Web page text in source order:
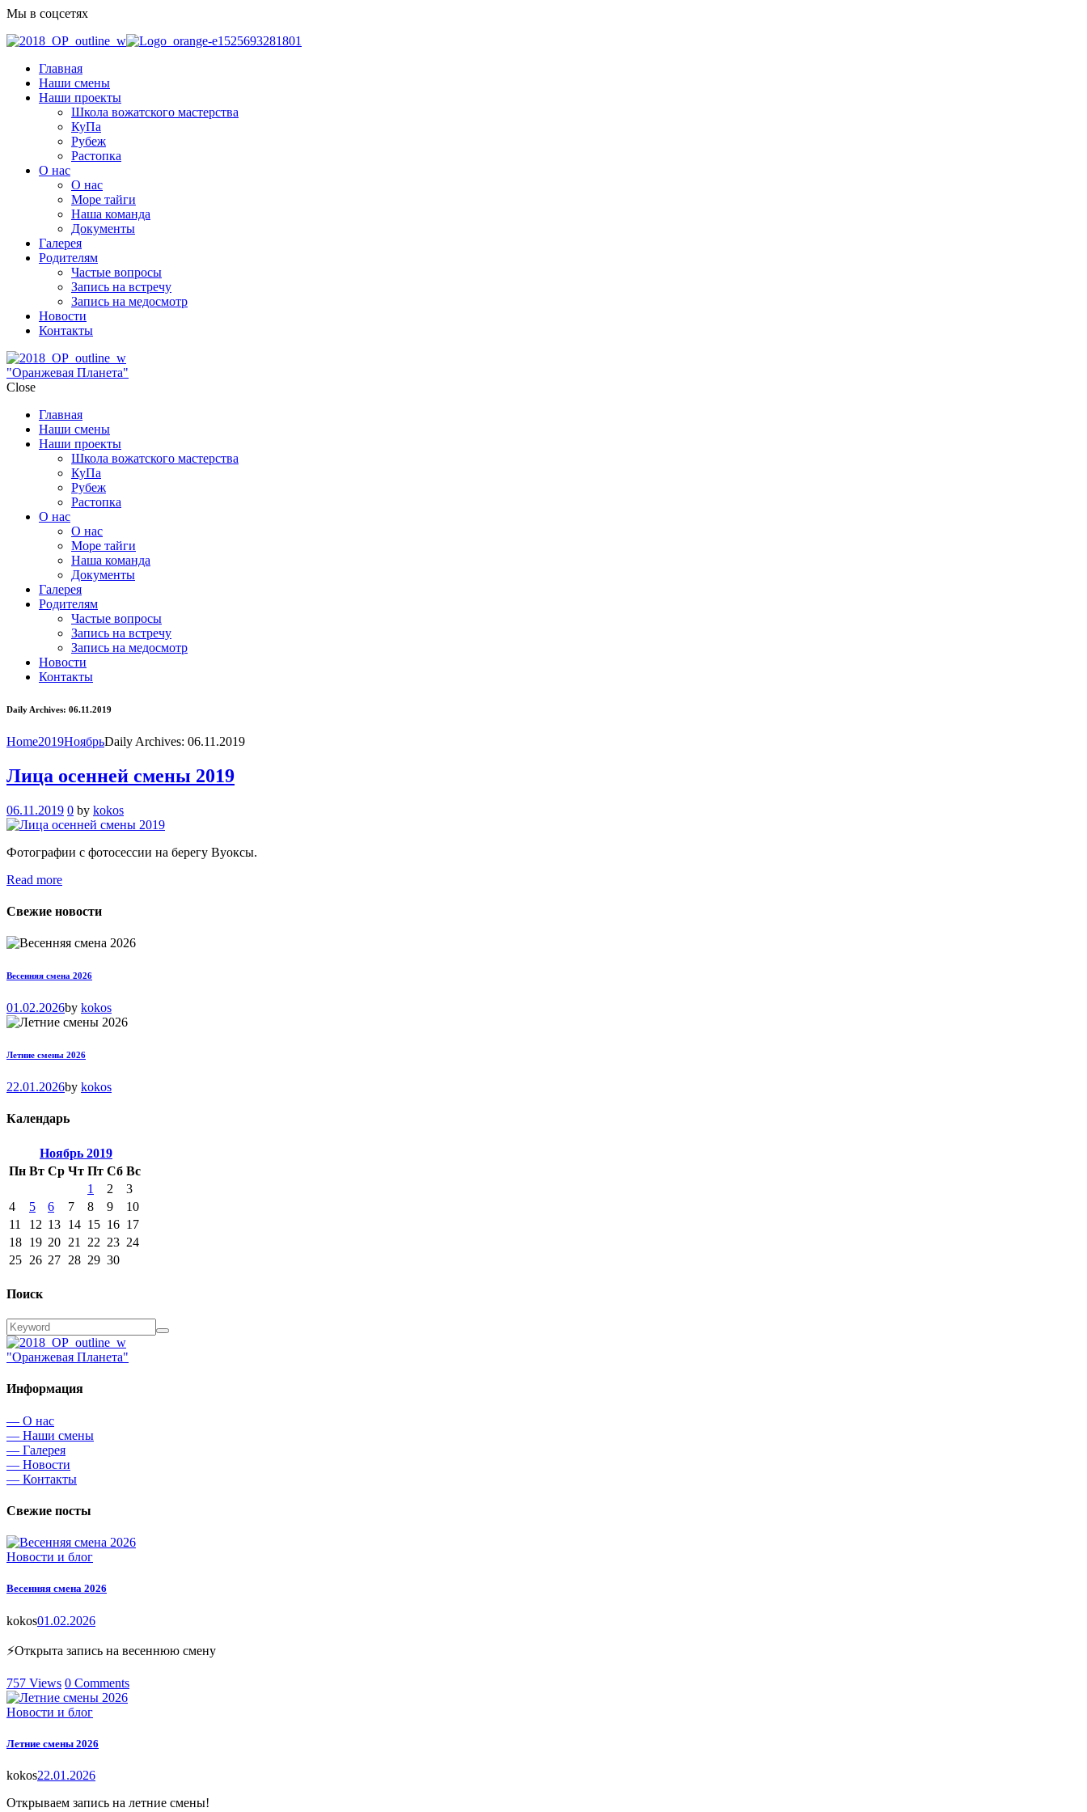
Мы в соцсетях
Главная
Наши смены
Наши проекты
Школа вожатского мастерства
КуПа
Рубеж
Растопка
О нас
О нас
Море тайги
Наша команда
Документы
Галерея
Родителям
Частые вопросы
Запись на встречу
Запись на медосмотр
Новости
Контакты
"Оранжевая Планета"
Close
Главная
Наши смены
Наши проекты
Школа вожатского мастерства
КуПа
Рубеж
Растопка
О нас
О нас
Море тайги
Наша команда
Документы
Галерея
Родителям
Частые вопросы
Запись на встречу
Запись на медосмотр
Новости
Контакты
Daily Archives: 06.11.2019
Home2019НоябрьDaily Archives: 06.11.2019
Лица осенней смены 2019
06.11.2019 0 by kokos
Фотографии с фотосессии на берегу Вуоксы.
Read more
Свежие новости
Весенняя смена 2026
01.02.2026by kokos
Летние смены 2026
22.01.2026by kokos
Календарь
Ноябрь 2019
Пн Вт Ср Чт Пт Сб Вс
1
2
3
4
5 6 7 8 9
10
11
12 13 14 15 16 17
18 19 20 21 22 23 24
25 26 27 28 29 30
Поиск
"Оранжевая Планета"
Информация
— О нас
— Наши смены
— Галерея
— Новости
— Контакты
Свежие посты
Новости и блог
Весенняя смена 2026
kokos01.02.2026
⚡Открыта запись на весеннюю смену
757 Views 0 Comments
Новости и блог
Летние смены 2026
kokos22.01.2026
Открываем запись на летние смены!